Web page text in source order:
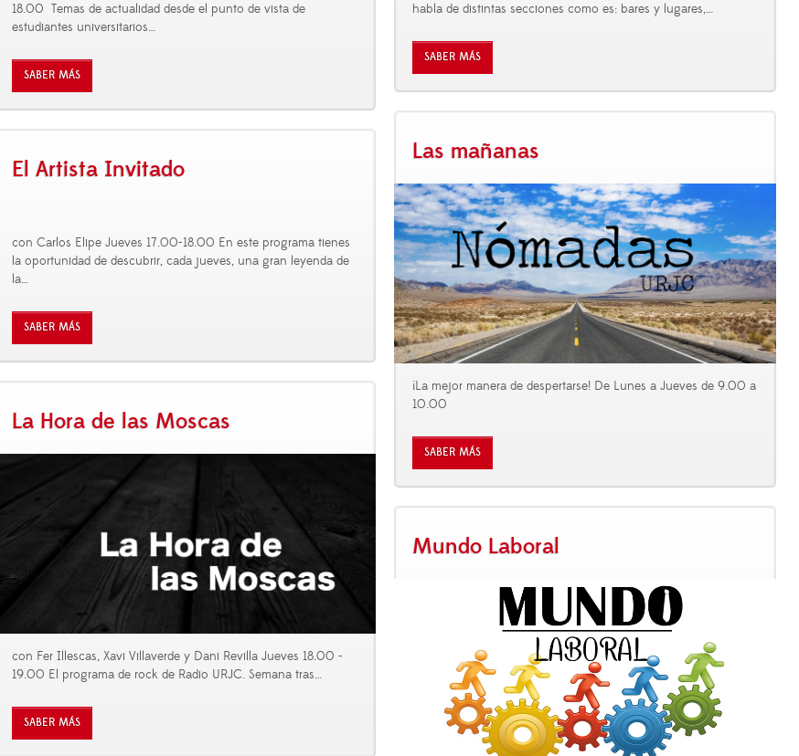
18.00 Temas de actualidad desde el punto de vista de
estudiantes universitarios…
SABER MÁS
habla de distintas secciones como es: bares y lugares,…
SABER MÁS
Las mañanas
¡La mejor manera de despertarse! De Lunes a Jueves de 9.00 a
10.00
SABER MÁS
El Artista Invitado
con Carlos Elipe Jueves 17.00-18.00 En este programa tienes
la oportunidad de descubrir, cada jueves, una gran leyenda de
la…
SABER MÁS
La Hora de las Moscas
con Fer Illescas, Xavi Villaverde y Dani Revilla Jueves 18.00 -
19.00 El programa de rock de Radio URJC. Semana tras…
SABER MÁS
Mundo Laboral